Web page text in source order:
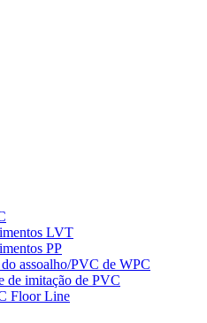
LVT
PP
assoalho/PVC de WPC
de imitação de PVC
Floor Line